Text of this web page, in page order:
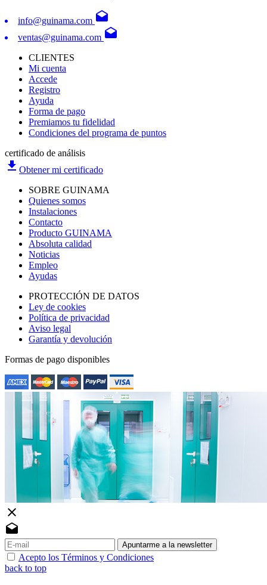
info@guinama.com drafts
ventas@guinama.com drafts
CLIENTES
Mi cuenta
Accede
Registro
Ayuda
Forma de pago
Premiamos tu fidelidad
Condiciones del programa de puntos
certificado de análisis
file_download Obtener mi certificado
SOBRE GUINAMA
Quienes somos
Instalaciones
Contacto
Producto GUINAMA
Absoluta calidad
Noticias
Empleo
Ayudas
PROTECCIÓN DE DATOS
Ley de cookies
Política de privacidad
Aviso legal
Garantía y devolución
Formas de pago disponibles
close
drafts
Apuntarme a la newsletter
Acepto los Términos y Condiciones
back to top